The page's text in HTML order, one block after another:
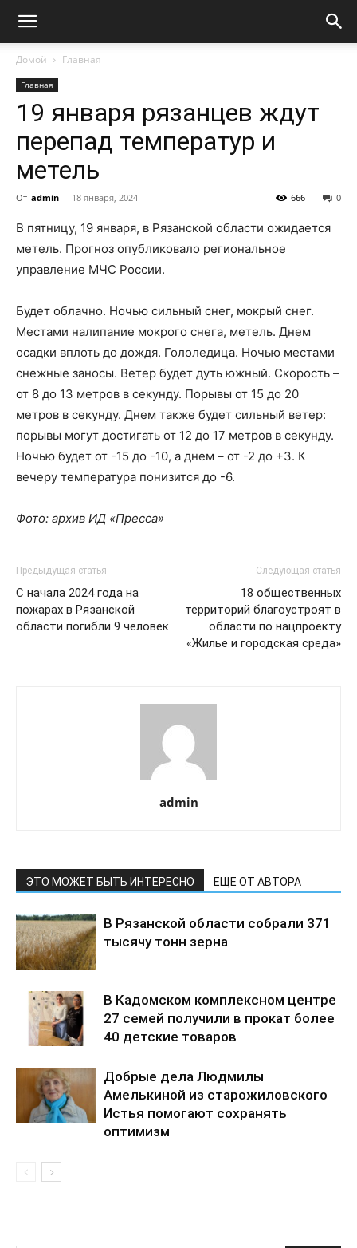
Домой Главная
Главная
19 января рязанцев ждут
перепад температур и
метель
От admin - 18 января, 2024 0
666
В пятницу, 19 января, в Рязанской области ожидается
метель. Прогноз опубликовало региональное
управление МЧС России.
Будет облачно. Ночью сильный снег, мокрый снег.
Местами налипание мокрого снега, метель. Днем
осадки вплоть до дождя. Гололедица. Ночью местами
снежные заносы. Ветер будет дуть южный. Скорость –
от 8 до 13 метров в секунду. Порывы от 15 до 20
метров в секунду. Днем также будет сильный ветер:
порывы могут достигать от 12 до 17 метров в секунду.
Ночью будет от -15 до -10, а днем – от -2 до +3. К
вечеру температура понизится до -6.
Фото: архив ИД «Пресса»
Предыдущая статья
С начала 2024 года на
пожарах в Рязанской
области погибли 9 человек
Следующая статья
18 общественных
территорий благоустроят в
области по нацпроекту
«Жилье и городская среда»
admin
ЭТО МОЖЕТ БЫТЬ ИНТЕРЕСНО ЕЩЕ ОТ АВТОРА
В Рязанской области собрали 371
тысячу тонн зерна
В Кадомском комплексном центре
27 семей получили в прокат более
40 детские товаров
Добрые дела Людмилы
Амелькиной из старожиловского
Истья помогают сохранять
оптимизм